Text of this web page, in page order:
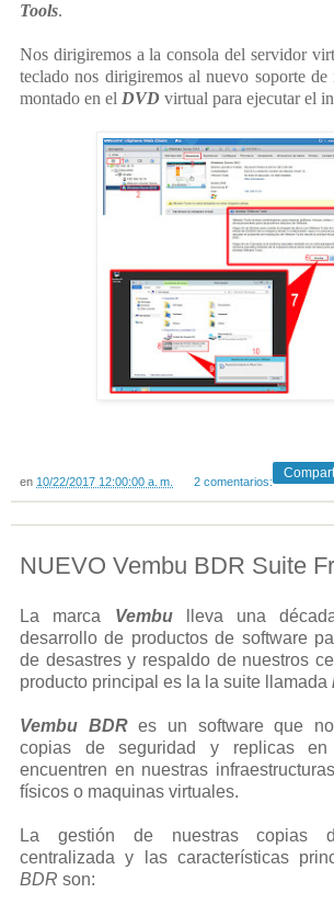
Tools.
Nos dirigiremos a la consola del servidor
teclado nos dirigiremos al nuevo soporte de
montado en el DVD virtual para ejecutar el
en 10/22/2017 12:00:00 a. m. 2 comentarios:
NUEVO Vembu BDR Suite
La marca Vembulleva una
desarrollo de productos de software
de desastres y respaldo de nuestros
producto principal es la la suite llamada
Vembu BDRes un software que
copias de seguridad y replicas
encuentren en nuestras
físicos o maquinas virtuales.
La gestión de nuestras copias
centralizada y las características
BDR son: